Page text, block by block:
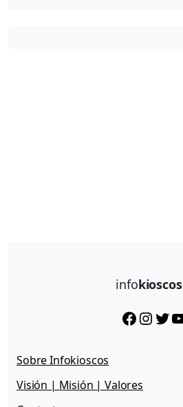
info
Facebook InstagramTwitter YouTube
Sobre Infokioscos
Visión | Misión | Valores